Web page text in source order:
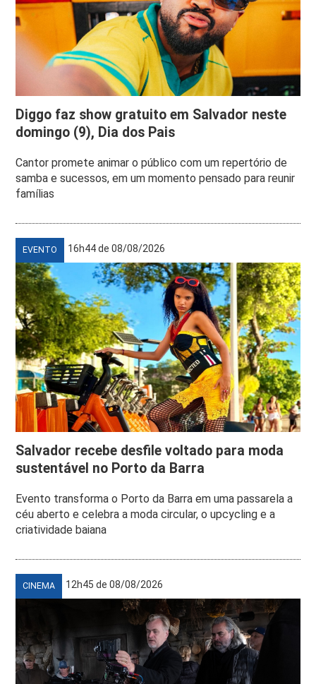
Diggo faz show gratuito em Salvador neste
domingo (9), Dia dos Pais
Cantor promete animar o público com um repertório de
samba e sucessos, em um momento pensado para reunir
famílias
EVENTO 16h44 de 08/08/2026
Salvador recebe desfile voltado para moda
sustentável no Porto da Barra
Evento transforma o Porto da Barra em uma passarela a
céu aberto e celebra a moda circular, o upcycling e a
criatividade baiana
CINEMA 12h45 de 08/08/2026